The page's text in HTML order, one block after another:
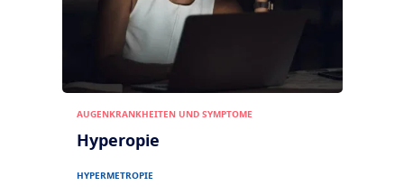
AUGENKRANKHEITEN UND SYMPTOME
Hyperopie
HYPERMETROPIE